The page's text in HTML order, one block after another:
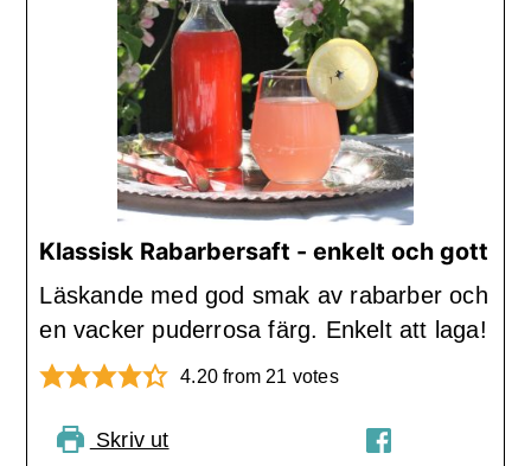
Klassisk Rabarbersaft - enkelt och gott
Läskande med god smak av rabarber och
en vacker puderrosa färg. Enkelt att laga!
4.20 from 21 votes
Skriv ut